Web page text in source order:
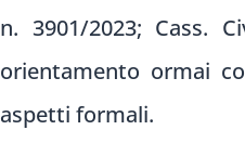
n. 3901/2023; Cass.
orientamento ormai
aspetti formali.